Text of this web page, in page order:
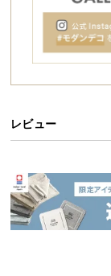
商
配
送
に
つ
レビュー